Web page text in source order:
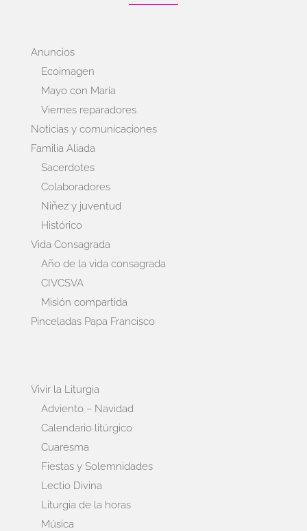
Anuncios
Ecoimagen
Mayo con María
Viernes reparadores
Noticias y comunicaciones
Familia Aliada
Sacerdotes
Colaboradores
Niñez y juventud
Histórico
Vida Consagrada
Año de la vida consagrada
CIVCSVA
Misión compartida
Pinceladas Papa Francisco
Vivir la Liturgia
Adviento – Navidad
Calendario litúrgico
Cuaresma
Fiestas y Solemnidades
Lectio Divina
Liturgia de la horas
Música